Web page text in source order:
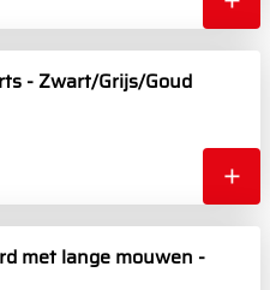
- Zwart/Grijs/Goud
met lange mouwen -